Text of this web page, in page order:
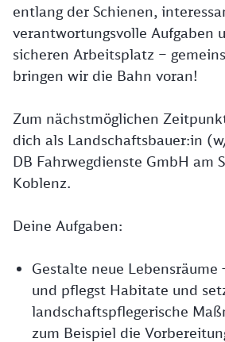
entlang der Schienen,
verantwortungsvolle Aufgaben
sicheren Arbeitsplatz –
bringen wir die Bahn voran!
Zum nächstmöglichen
dich als Landschaftsbauer:in
DB Fahrwegdienste GmbH am
Koblenz.
Deine Aufgaben:
Gestalte neue Lebensräume
und pflegst Habitate und
landschaftspflegerische
zum Beispiel die